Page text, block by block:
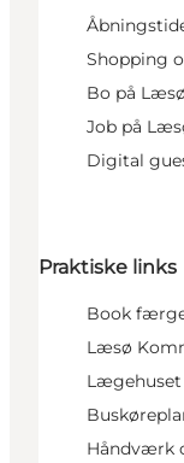
Shopping
Bo på Læsø
Job på
Digital
Praktiske links
Book
Læsø
Håndværk